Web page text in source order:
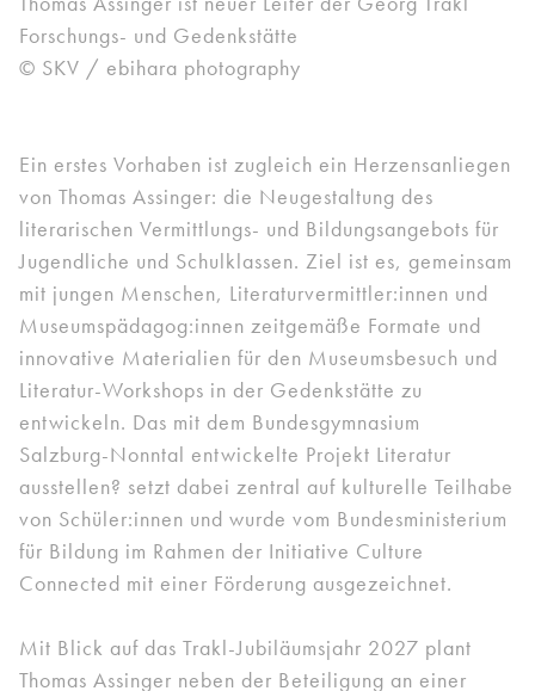
Forschungs- und Gedenkstätte
© SKV / ebihara photography
Ein erstes Vorhaben ist zugleich ein Herzensanliegen
von Thomas Assinger: die Neugestaltung des
literarischen Vermittlungs- und Bildungsangebots für
Jugendliche und Schulklassen. Ziel ist es, gemeinsam
mit jungen Menschen, Literaturvermittler:innen und
Museumspädagog:innen zeitgemäße Formate und
innovative Materialien für den Museumsbesuch und
Literatur-Workshops in der Gedenkstätte zu
entwickeln. Das mit dem Bundesgymnasium
Salzburg-Nonntal entwickelte Projekt Literatur
ausstellen? setzt dabei zentral auf kulturelle Teilhabe
von Schüler:innen und wurde vom Bundesministerium
für Bildung im Rahmen der Initiative Culture
Connected mit einer Förderung ausgezeichnet.
Mit Blick auf das Trakl-Jubiläumsjahr 2027 plant
Thomas Assinger neben der Beteiligung an einer